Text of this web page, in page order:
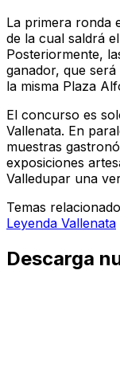
La primera ronda
de la cual saldrá
Posteriormente,
ganador, que
la misma Plaza
El concurso es
Vallenata. En
muestras
exposiciones
Valledupar una
Temas
Leyenda Vallenata
Descarga